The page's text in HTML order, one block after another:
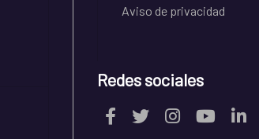
Aviso de privacidad
Redes sociales